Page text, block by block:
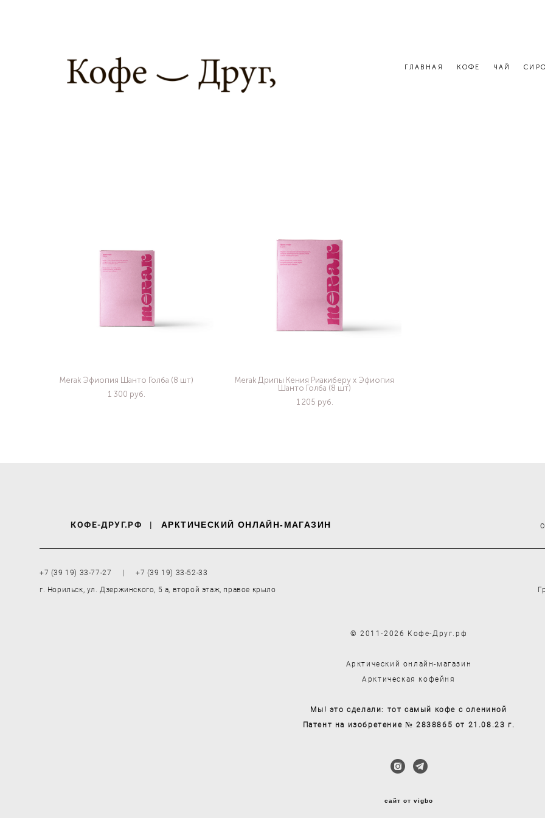
ГЛАВНАЯ КОФЕ ЧАЙ
Merak Эфиопия Шанто Голба (8 шт)
1 300 pуб.
Merak Дрипы Кения Риакиберу х Эфиопия
Шанто Голба (8 шт)
1 205 pуб.
КОФЕ-ДРУГ.РФ | АРКТИЧЕСКИЙ ОНЛАЙН-МАГАЗИН
+7 (39 19) 33-77-27 | +7 (39 19) 33-52-33
г. Норильск, ул. Дзержинского, 5 а, второй этаж, правое крыло
© 2011-2026 Кофе-Друг.рф
Арктический онлайн-магазин
Арктическая кофейня
Мы! это сделали: тот самый кофе с олениной
Патент на изобретение № 2838865 от 21.08.23 г.
сайт от vigbo